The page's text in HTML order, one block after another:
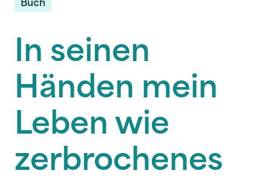
Buch
In seinen
Händen mein
Leben wie
zerbrochenes